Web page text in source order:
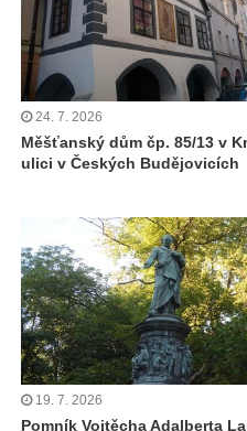
24. 7. 2026
Měšťanský dům čp. 85/13 v
ulici v Českých Budějovicích
19. 7. 2026
Pomník Vojtěcha Adalberta